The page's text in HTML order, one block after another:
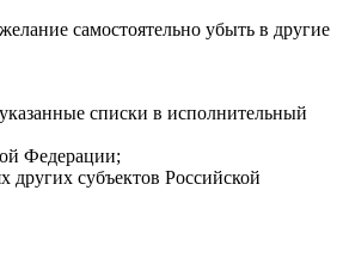
самостоятельно убыть в другие
списки в исполнительный
Федерации;
субъектов Российской